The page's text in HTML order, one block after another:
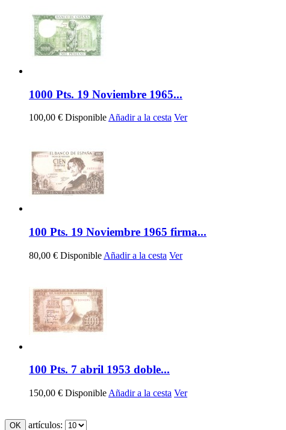
1000 Pts. 19 Noviembre 1965...
100,00 € Disponible Añadir a la cesta Ver
100 Pts. 19 Noviembre 1965 firma...
80,00 € Disponible Añadir a la cesta Ver
100 Pts. 7 abril 1953 doble...
150,00 € Disponible Añadir a la cesta Ver
artículos: